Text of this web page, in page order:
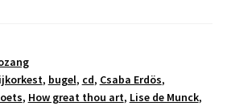
, bugel, cd, Csaba Erdös,
, How great thou art, Lise de Munck,